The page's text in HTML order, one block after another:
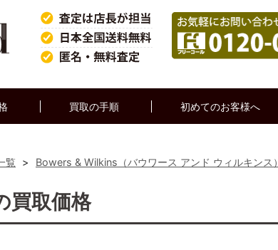
買取の手順 初めてのお客様へ
覧 > Bowers & Wilkins（バウワース アンド ウィルキンス）
買取価格